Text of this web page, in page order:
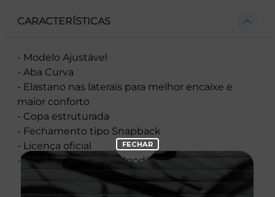
CARACTERÍSTICAS
- Modelo Ajustável
- Aba Curva
- Elastano nas laterais para melhor encaixe e
maior conforto
- Copa estruturada
- Fechamento tipo Snapback
- Licença oficial
- Composição: 100% Algodão